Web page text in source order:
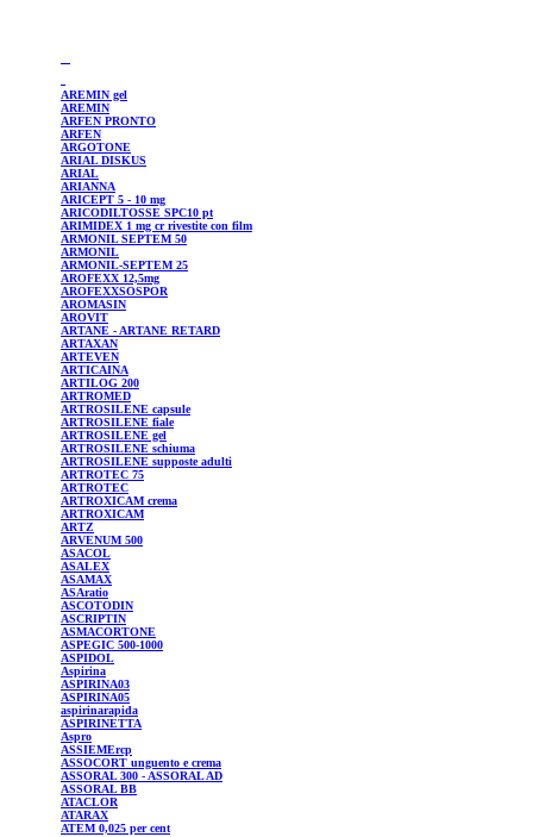
AREMIN gel
AREMIN
ARFEN PRONTO
ARFEN
ARGOTONE
ARIALDISKUS
ARIAL
ARIANNA
ARICEPT 5 - 10 mg
ARICODILTOSSE SPC10 pt
ARIMIDEX 1 mg cr rivestite con film
ARMONILSEPTEM 50
ARMONIL
ARMONIL-SEPTEM 25
AROFEXX 12,5mg
AROFEXXSOSPOR
AROMASIN
AROVIT
ARTANE - ARTANE RETARD
ARTAXAN
ARTEVEN
ARTICAINA
ARTILOG 200
ARTROMED
ARTROSILENE capsule
ARTROSILENE fiale
ARTROSILENE gel
ARTROSILENE schiuma
ARTROSILENE supposte adulti
ARTROTEC 75
ARTROTEC
ARTROXICAM crema
ARTROXICAM
ARTZ
ARVENUM 500
ASACOL
ASALEX
ASAMAX
ASAratio
ASCOTODIN
ASCRIPTIN
ASMACORTONE
ASPEGIC 500-1000
ASPIDOL
Aspirina
ASPIRINA03
ASPIRINA05
aspirinarapida
ASPIRINETTA
Aspro
ASSIEMErcp
ASSOCORT unguento e crema
ASSORAL300 - ASSORAL AD
ASSORALBB
ATACLOR
ATARAX
ATEM 0,025 per cent